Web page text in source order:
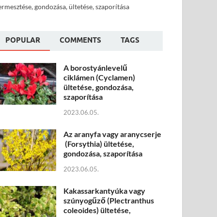
gondozása, ültetése, szaporítása
POPULAR COMMENTS TAGS
A borostyánlevelű
ciklámen (Cyclamen)
ültetése, gondozása,
szaporítása
2023.06.05.
Az aranyfa vagy aranycserje
(Forsythia) ültetése,
gondozása, szaporítása
2023.06.05.
Kakassarkantyúka vagy
szúnyogűző (Plectranthus
coleoides) ültetése,